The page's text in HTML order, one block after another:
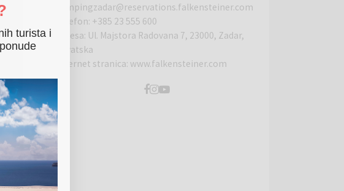
campingzadar@reservations.falkensteiner.com
Telefon: +385 23 555 600
Adresa: Ul. Majstora Radovana 7, 23000, Zadar,
Hrvatska
Internet stranica: www.falkensteiner.com
turista i